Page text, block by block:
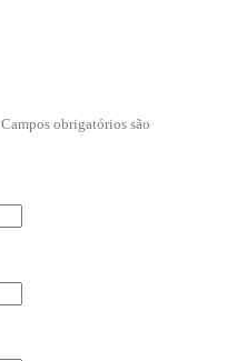
Campos obrigatórios são